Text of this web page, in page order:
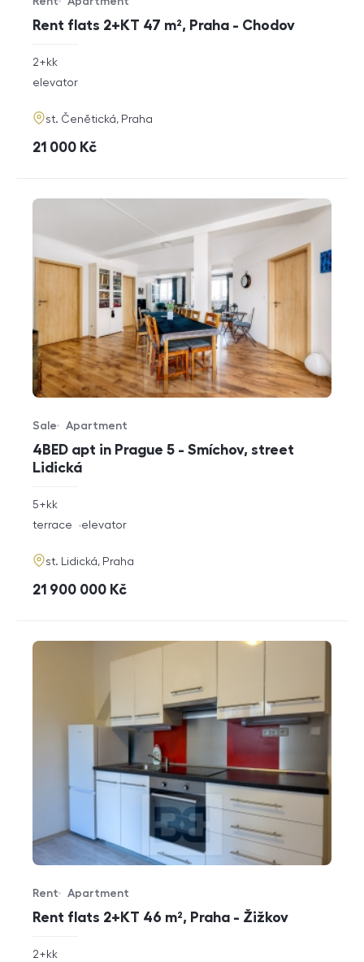
Rent flats 2+KT 47 m², Praha - Chodov
Offer type
Property type
rozměry
disposition
2+kk
funkce
elevator
adresa
st. Čenětická, Praha
cena
21 000 Kč
4BED apt in Prague 5 - Smíchov, street
Lidická
Offer type
Sale
Property type
Apartment
rozměry
5+kk
funkce
terrace elevator
adresa
st. Lidická, Praha
cena
21 900 000 Kč
Rent flats 2+KT 46 m², Praha - Žižkov
Offer type
Rent
Property type
Apartment
rozměry
2+kk